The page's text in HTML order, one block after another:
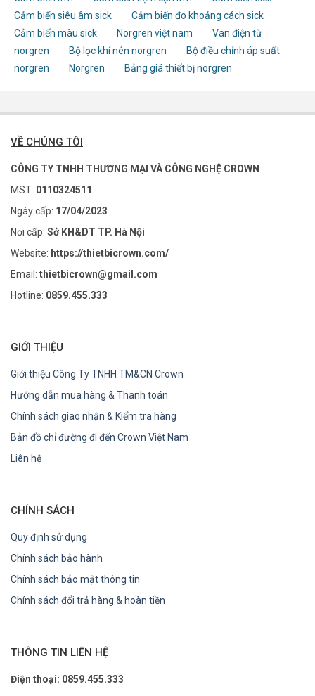
Cảm biến siêu âm sick
Cảm biến đo khoảng cách sick
Cảm biến màu sick
Norgren việt nam
Van điện từ
norgren
Bộ lọc khí nén norgren
Bộ điều chỉnh áp suất
norgren
Norgren Bảng giá thiết bị norgren
VỀ CHÚNG TÔI
CÔNG TY TNHH THƯƠNG MẠI VÀ CÔNG NGHỆ CROWN
MST: 0110324511
Ngày cấp: 17/04/2023
Nơi cấp: Sở KH&DT TP. Hà Nội
Website: https://thietbicrown.com/
Email: thietbicrown@gmail.com
Hotline: 0859.455.333
GIỚI THIỆU
Giới thiệu Công Ty TNHH TM&CN Crown
Hướng dẫn mua hàng & Thanh toán
Chính sách giao nhận & Kiểm tra hàng
Bản đồ chỉ đường đi đến Crown Việt Nam
Liên hệ
CHÍNH SÁCH
Quy định sử dụng
Chính sách bảo hành
Chính sách bảo mật thông tin
Chính sách đổi trả hàng & hoàn tiền
THÔNG TIN LIÊN HỆ
Điện thoại: 0859.455.333